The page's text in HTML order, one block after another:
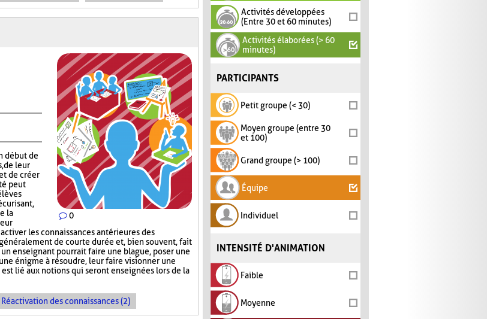
Activités développées
(Entre 30 et 60 minutes)
Activités élaborées (> 60
minutes)
PARTICIPANTS
Petit groupe (< 30)
Moyen groupe (entre 30
et 100)
Grand groupe (> 100)
Équipe
Individuel
INTENSITÉ D'ANIMATION
Faible
Moyenne
0
début de
de leur
de créer
peut
la
les connaissances antérieures des
de courte durée et, bien souvent, fait
enseignant pourrait faire une blague, poser une
énigme à résoudre, leur faire visionner une
lié aux notions qui seront enseignées lors de la
Réactivation des connaissances (2)